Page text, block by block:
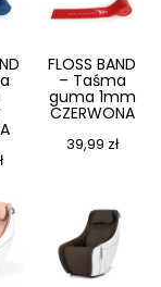
FLOSS BAND
– Taśma
guma 1mm
CZERWONA
39,99 zł